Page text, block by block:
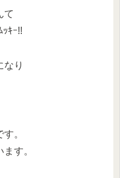
て
ｷｰ!!
なり
。
す。